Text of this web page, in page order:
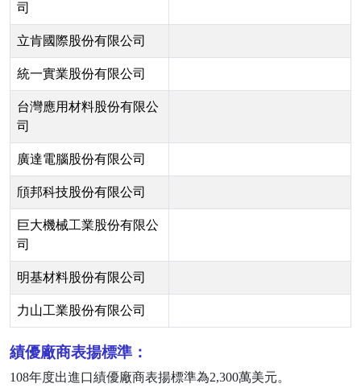
司
立肯國際股份有限公司
統一實業股份有限公司
台灣應用材料股份有限公
司
廣達電腦股份有限公司
頎邦科技股份有限公司
巨大機械工業股份有限公
司
明基材料股份有限公司
力山工業股份有限公司
績優廠商表揚標準：
108年度出進口績優廠商表揚標準為2,300萬美元。